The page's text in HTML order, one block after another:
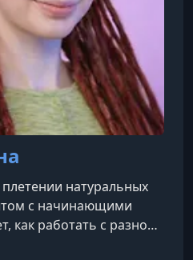
натуральных
с начинающими
как работать с разной
обучает базовым